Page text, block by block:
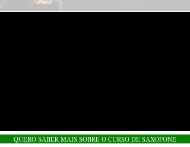
QUERO SABER MAIS SOBRE O CURSO DE SAXOFONE